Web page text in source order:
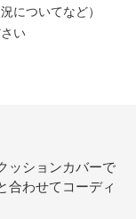
についてなど）
い
ッションカバーで
合わせてコーディ